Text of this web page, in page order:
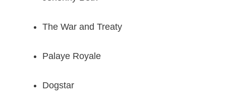
The War and Treaty
Palaye Royale
Dogstar